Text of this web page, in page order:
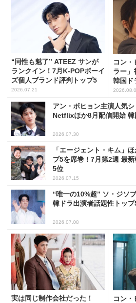
“同性も魅了” ATEEZ サンが
ランクイン！7月K-POPボーイ
ズ個人ブランド評判トップ5
2026.07.21
コン・
ラー」
韓国ド
アン・ボヒョン主演人気
Netflixほか8月配信開始 韓
2026.07.30
「エージェント・キム」
プ5を席巻！7月第2週 最
5位
2026.07.15
“唯一の10%超” ソ・ジソ
韓ドラ出演者話題性トップ
2026.07.08
実は同じ制作会社だった！
コン・